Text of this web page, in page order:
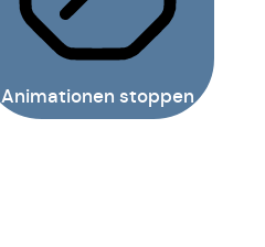
Animationen stoppen